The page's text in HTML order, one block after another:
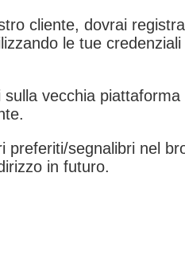
cliente, dovrai
le tue credenziali
vecchia piattaforma
preferiti/segnalibri nel
in futuro.